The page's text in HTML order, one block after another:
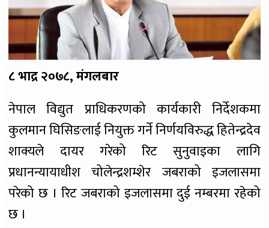
८ भाद्र २०७८, मंगलबार
नेपाल विद्युत प्राधिकरणको कार्यकारी निर्देशकमा
कुलमान घिसिङलाई नियुक्त गर्ने निर्णयविरुद्ध हितेन्द्रदेव
शाक्यले दायर गरेको रिट सुनुवाइका लागि
प्रधानन्यायाधीश चोलेन्द्रशम्शेर जबराको इजलासमा
परेको छ । रिट जबराको इजलासमा दुई नम्बरमा रहेको
छ ।